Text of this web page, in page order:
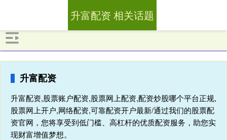
升富配资
升富配资,股票账户配资,股票网上配资,配资炒股哪个平台正规,
股票网上开户,网络配资,可靠配资开户最新/通过我们的股票配
资官网，您将享受到低门槛、高杠杆的优质配资服务，助您实
现财富增值梦想。
升富配资 相关话题